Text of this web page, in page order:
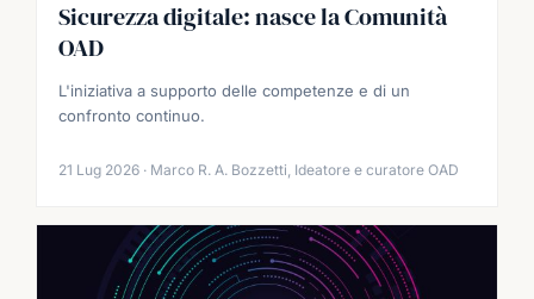
Sicurezza digitale: nasce la Comunità
OAD
L'iniziativa a supporto delle competenze e di un
confronto continuo.
21 Lug 2026 · Marco R. A. Bozzetti, Ideatore e curatore OAD